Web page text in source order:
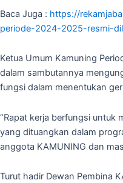
Baca Juga : https://
periode-2024-2025-resmi-
Ketua Umum Kamuning
dalam sambutannya
fungsi dalam menentukan
“Rapat kerja berfungsi untuk
yang dituangkan dalam
anggota KAMUNING dan
Turut hadir Dewan Pembina